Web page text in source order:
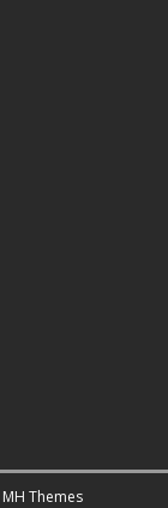
MH Themes